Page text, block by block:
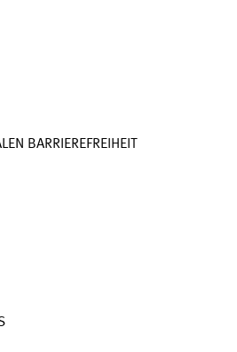
BARRIEREFREIHEIT